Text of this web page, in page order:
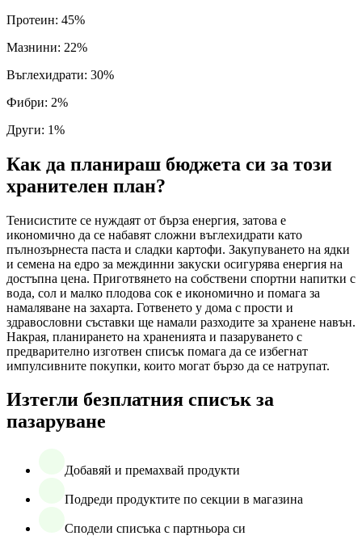
Протеин: 45%
Мазнини: 22%
Въглехидрати: 30%
Фибри: 2%
Други: 1%
Как да планираш бюджета си за този
хранителен план?
Тенисистите се нуждаят от бърза енергия, затова е
икономично да се набавят сложни въглехидрати като
пълнозърнеста паста и сладки картофи. Закупуването на ядки
и семена на едро за междинни закуски осигурява енергия на
достъпна цена. Приготвянето на собствени спортни напитки с
вода, сол и малко плодова сок е икономично и помага за
намаляване на захарта. Готвенето у дома с прости и
здравословни съставки ще намали разходите за хранене навън.
Накрая, планирането на храненията и пазаруването с
предварително изготвен списък помага да се избегнат
импулсивните покупки, които могат бързо да се натрупат.
Изтегли безплатния списък за
пазаруване
Добавяй и премахвай продукти
Подреди продуктите по секции в магазина
Сподели списъка с партньора си